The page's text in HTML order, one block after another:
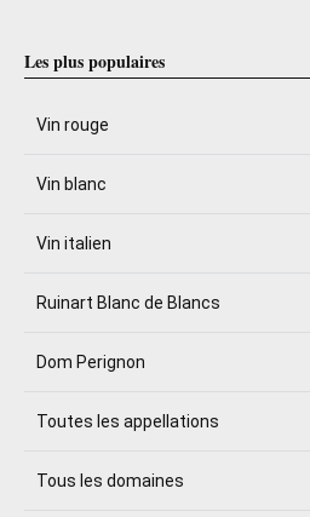
Les plus populaires
Vin rouge
Vin blanc
Vin italien
Ruinart Blanc de Blancs
Dom Perignon
Toutes les appellations
Tous les domaines